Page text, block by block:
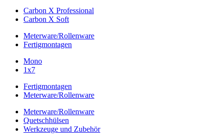
Carbon X Professional
Carbon X Soft
Meterware/Rollenware
Fertigmontagen
Mono
1x7
Fertigmontagen
Meterware/Rollenware
Meterware/Rollenware
Quetschhülsen
Werkzeuge und Zubehör